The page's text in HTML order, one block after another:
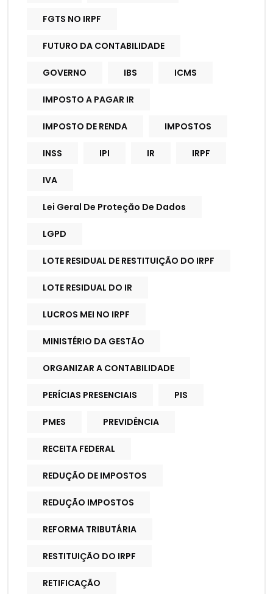
FGTS NO IRPF
FUTURO DA CONTABILIDADE
GOVERNO IBS ICMS
IMPOSTO A PAGAR IR
IMPOSTO DE RENDA IMPOSTOS
INSS IPI IR IRPF
IVA
Lei Geral De Proteção De Dados
LGPD
LOTE RESIDUAL DE RESTITUIÇÃO DO IRPF
LOTE RESIDUAL DO IR
LUCROS MEI NO IRPF
MINISTÉRIO DA GESTÃO
ORGANIZAR A CONTABILIDADE
PERÍCIAS PRESENCIAIS PIS
PMES PREVIDÊNCIA
RECEITA FEDERAL
REDUÇÃO DE IMPOSTOS
REDUÇÃO IMPOSTOS
REFORMA TRIBUTÁRIA
RESTITUIÇÃO DO IRPF
RETIFICAÇÃO